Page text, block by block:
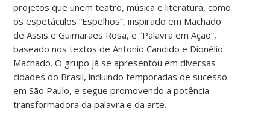
projetos que unem teatro, música e literatura, como
os espetáculos “Espelhos”, inspirado em Machado
de Assis e Guimarães Rosa, e “Palavra em Ação”,
baseado nos textos de Antonio Candido e Dionélio
Machado. O grupo já se apresentou em diversas
cidades do Brasil, incluindo temporadas de sucesso
em São Paulo, e segue promovendo a potência
transformadora da palavra e da arte.